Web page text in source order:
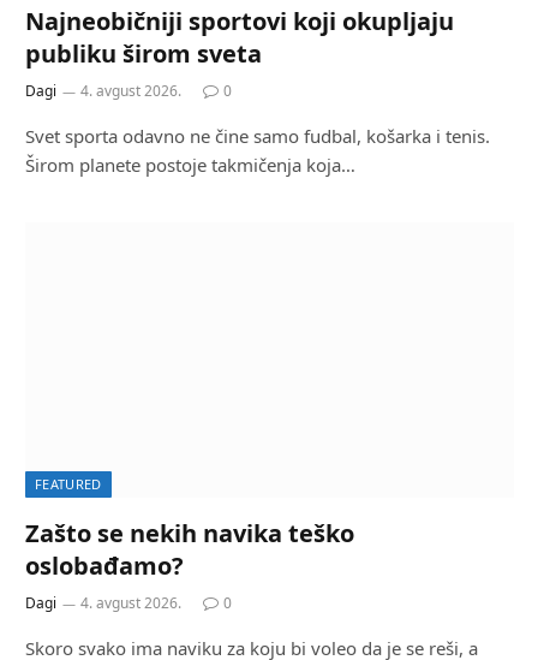
Najneobičniji sportovi koji okupljaju
publiku širom sveta
Dagi 4. avgust 2026. 0
Svet sporta odavno ne čine samo fudbal, košarka i tenis.
Širom planete postoje takmičenja koja…
FEATURED
Zašto se nekih navika teško
oslobađamo?
Dagi 4. avgust 2026. 0
Skoro svako ima naviku za koju bi voleo da je se reši, a